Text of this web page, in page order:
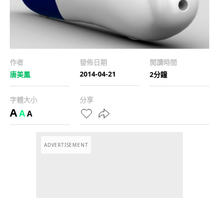
作者
唐美鳳
發佈日期
2014-04-21
閱讀時間
2分鐘
字體大小
AAA
分享
ADVERTISEMENT